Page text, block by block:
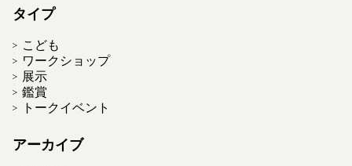
タイプ
こども
ワークショップ
展示
鑑賞
トークイベント
アーカイブ